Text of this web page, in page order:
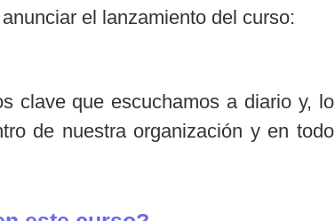
el lanzamiento del curso:
clave que escuchamos a diario y, lo
de nuestra organización y en todo